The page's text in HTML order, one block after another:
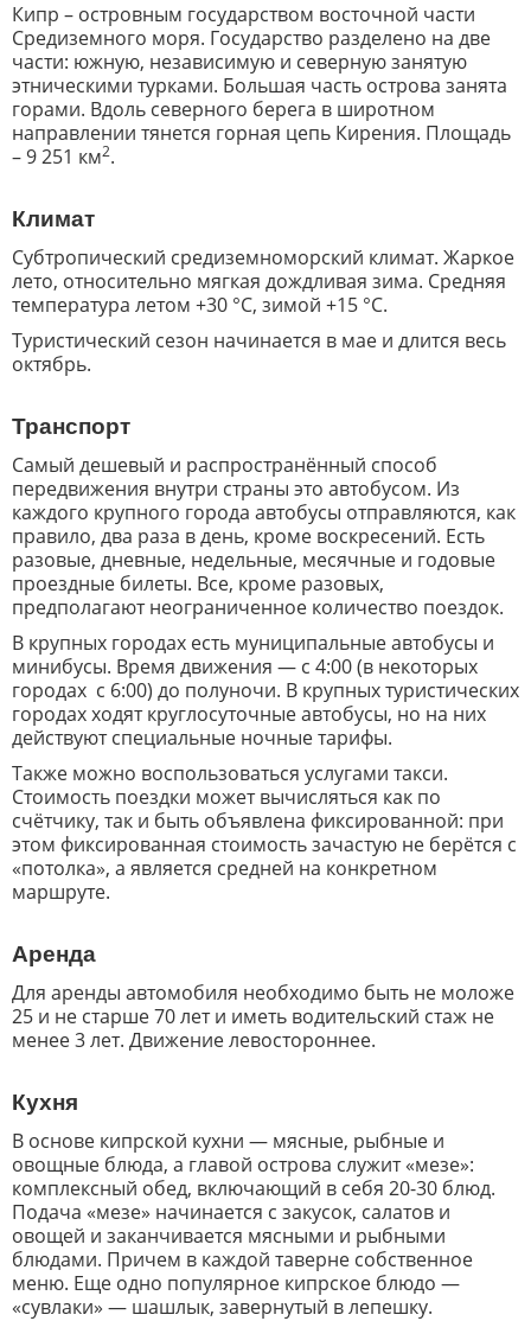
Кипр – островным государством восточной части
Средиземного моря. Государство разделено на две
части: южную, независимую и северную занятую
этническими турками. Большая часть острова занята
горами. Вдоль северного берега в широтном
направлении тянется горная цепь Кирения. Площадь
– 9 251 км2.
Климат
Субтропический средиземноморский климат. Жаркое
лето, относительно мягкая дождливая зима. Средняя
температура летом +30 °С, зимой +15 °С.
Туристический сезон начинается в мае и длится весь
октябрь.
Транспорт
Самый дешевый и распространённый способ
передвижения внутри страны это автобусом. Из
каждого крупного города автобусы отправляются, как
правило, два раза в день, кроме воскресений. Есть
разовые, дневные, недельные, месячные и годовые
проездные билеты. Все, кроме разовых,
предполагают неограниченное количество поездок.
В крупных городах есть муниципальные автобусы и
минибусы. Время движения — с 4:00 (в некоторых
городах с 6:00) до полуночи. В крупных туристических
городах ходят круглосуточные автобусы, но на них
действуют специальные ночные тарифы.
Также можно воспользоваться услугами такси.
Стоимость поездки может вычисляться как по
счётчику, так и быть объявлена фиксированной: при
этом фиксированная стоимость зачастую не берётся с
«потолка», а является средней на конкретном
маршруте.
Аренда
Для аренды автомобиля необходимо быть не моложе
25 и не старше 70 лет и иметь водительский стаж не
менее 3 лет. Движение левостороннее.
Кухня
В основе кипрской кухни — мясные, рыбные и
овощные блюда, а главой острова служит «мезе»:
комплексный обед, включающий в себя 20-30 блюд.
Подача «мезе» начинается с закусок, салатов и
овощей и заканчивается мясными и рыбными
блюдами. Причем в каждой таверне собственное
меню. Еще одно популярное кипрское блюдо —
«сувлаки» — шашлык, завернутый в лепешку.